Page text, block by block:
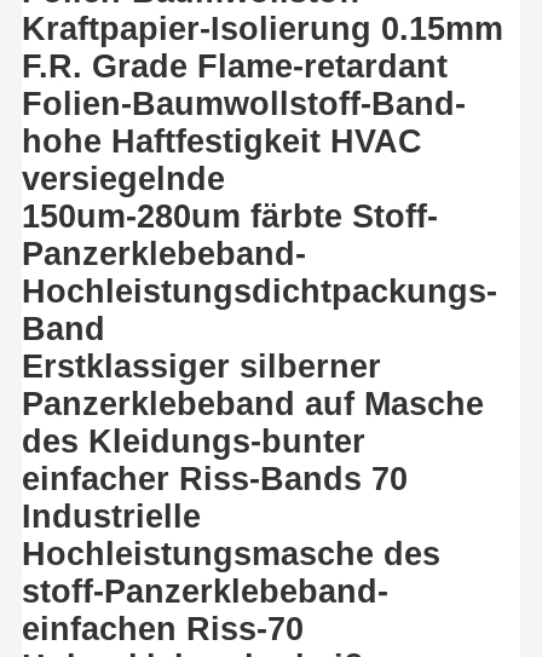
Kraftpapier-Isolierung 0.15mm
F.R. Grade Flame-retardant
Folien-Baumwollstoff-Band-
hohe Haftfestigkeit HVAC
versiegelnde
150um-280um färbte Stoff-
Panzerklebeband-
Hochleistungsdichtpackungs-
Band
Erstklassiger silberner
Panzerklebeband auf Masche
des Kleidungs-bunter
einfacher Riss-Bands 70
Industrielle
Hochleistungsmasche des
stoff-Panzerklebeband-
einfachen Riss-70